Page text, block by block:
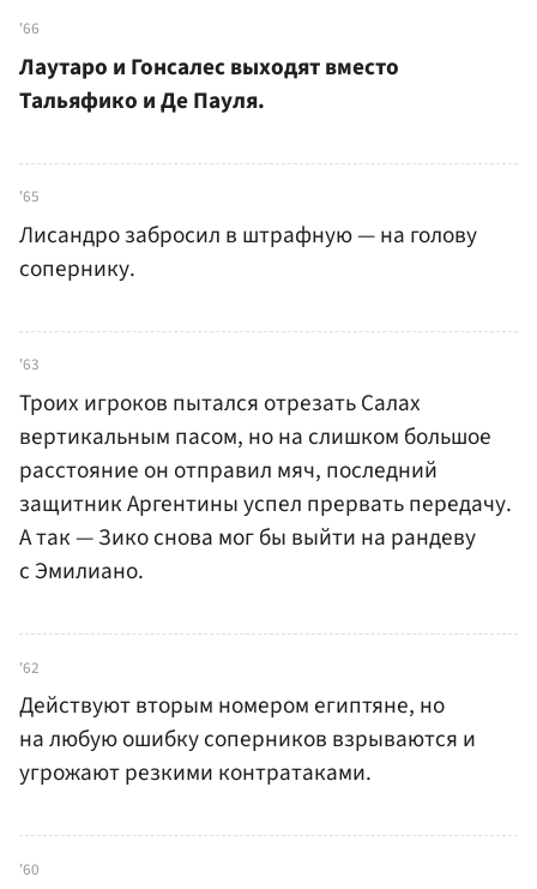
'66
Лаутаро и Гонсалес выходят вместо
Тальяфико и Де Пауля.
'65
Лисандро забросил в штрафную — на голову
сопернику.
'63
Троих игроков пытался отрезать Салах
вертикальным пасом, но на слишком большое
расстояние он отправил мяч, последний
защитник Аргентины успел прервать передачу.
А так — Зико снова мог бы выйти на рандеву
с Эмилиано.
'62
Действуют вторым номером египтяне, но
на любую ошибку соперников взрываются и
угрожают резкими контратаками.
'60